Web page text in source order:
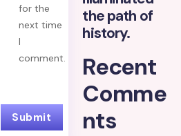
for the
next time
I
comment.
the path of
history.
Recent
Comme
nts